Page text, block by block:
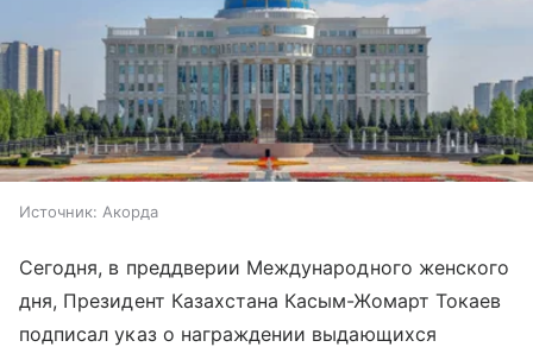
Источник: Акорда
Сегодня, в преддверии Международного женского
дня, Президент Казахстана Касым-Жомарт Токаев
подписал указ о награждении выдающихся